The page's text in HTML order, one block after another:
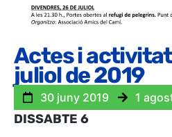
Actes i
juliol de 2019
30 juny 2019 1
DISSABTE 6